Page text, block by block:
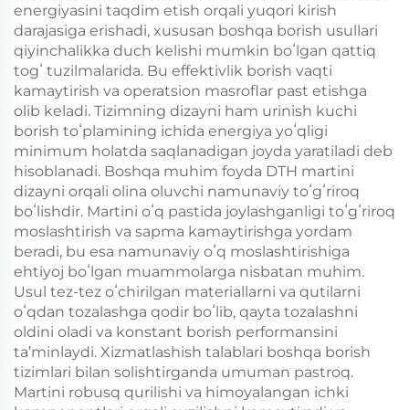
energiyasini taqdim etish orqali yuqori kirish
darajasiga erishadi, xususan boshqa borish usullari
qiyinchalikka duch kelishi mumkin boʻlgan qattiq
togʻ tuzilmalarida. Bu effektivlik borish vaqti
kamaytirish va operatsion masroflar past etishga
olib keladi. Tizimning dizayni ham urinish kuchi
borish toʻplamining ichida energiya yoʻqligi
minimum holatda saqlanadigan joyda yaratiladi deb
hisoblanadi. Boshqa muhim foyda DTH martini
dizayni orqali olina oluvchi namunaviy toʻgʻriroq
boʻlishdir. Martini oʻq pastida joylashganligi toʻgʻriroq
moslashtirish va sapma kamaytirishga yordam
beradi, bu esa namunaviy oʻq moslashtirishiga
ehtiyoj boʻlgan muammolarga nisbatan muhim.
Usul tez-tez oʻchirilgan materiallarni va qutilarni
oʻqdan tozalashga qodir boʻlib, qayta tozalashni
oldini oladi va konstant borish performansini
ta’minlaydi. Xizmatlashish talablari boshqa borish
tizimlari bilan solishtirganda umuman pastroq.
Martini robusq qurilishi va himoyalangan ichki